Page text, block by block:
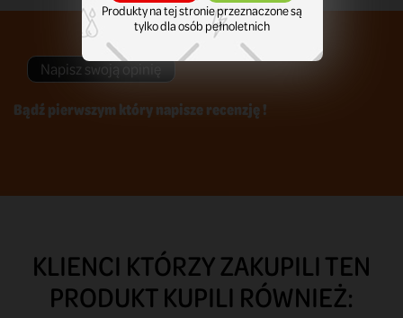
Napisz swoją opinię
Bądź pierwszym który napisze recenzję !
KLIENCI KTÓRZY ZAKUPILI TEN
PRODUKT KUPILI RÓWNIEŻ:
Produkty na tej stronie przeznaczone są
tylko dla osób pełnoletnich